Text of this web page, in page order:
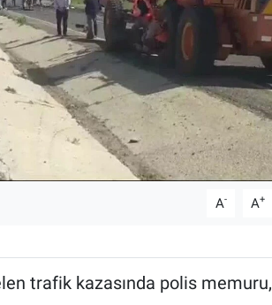
A- A+
trafik kazasında polis memuru,